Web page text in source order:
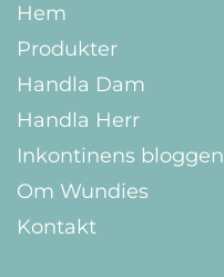
Hem
Produkter
Handla Dam
Handla Herr
Inkontinens bloggen
Om Wundies
Kontakt